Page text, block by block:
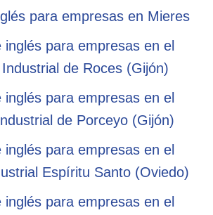
para empresas en Mieres
inglés para empresas en el
de Roces (Gijón)
inglés para empresas en el
de Porceyo (Gijón)
inglés para empresas en el
Espíritu Santo (Oviedo)
inglés para empresas en el